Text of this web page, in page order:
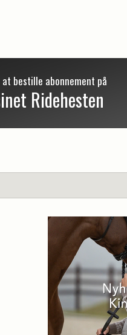
bestille abonnement på
Ridehesten